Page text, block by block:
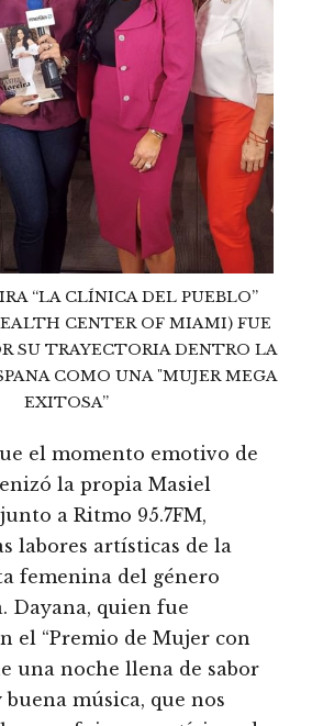
“LA CLÍNICA DEL PUEBLO”
CENTER OF MIAMI) FUE
SU TRAYECTORIA DENTRO LA
COMO UNA "MUJER MEGA
EXITOSA”
el momento emotivo de
la propia Masiel
a Ritmo 95.7FM,
labores artísticas de la
femenina del género
Dayana, quien fue
el “Premio de Mujer con
una noche llena de sabor
música, que nos